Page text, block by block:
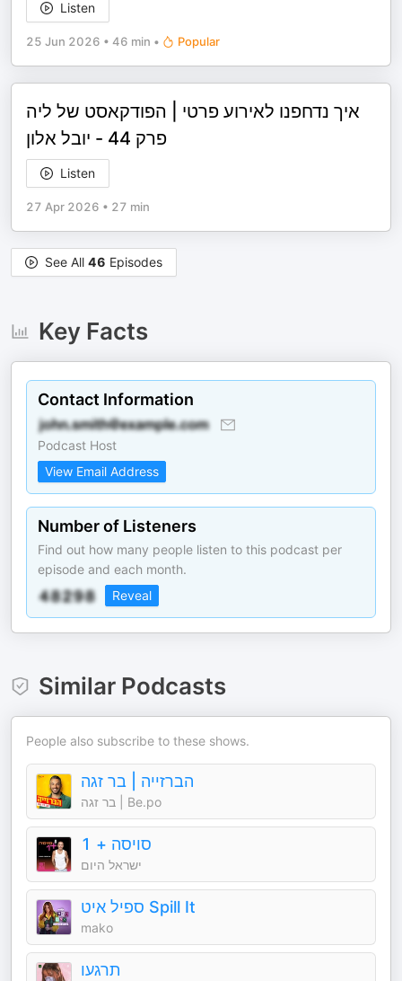
Listen
25 Jun 2026 • 46 min • Popular
איך נדחפנו לאירוע פרטי | הפודקאסט של ליה
פרק 44 - יובל אלון
Listen
27 Apr 2026 • 27 min
See All 46 Episodes
Key Facts
Contact Information
Podcast Host
View Email Address
Number of Listeners
Find out how many people listen to this podcast per
episode and each month.
Reveal
Similar Podcasts
People also subscribe to these shows.
הברזייה | בר זגה
בר זגה | Be.po
סויסה + 1
ישראל היום
ספיל איט Spill It
mako
תרגעו